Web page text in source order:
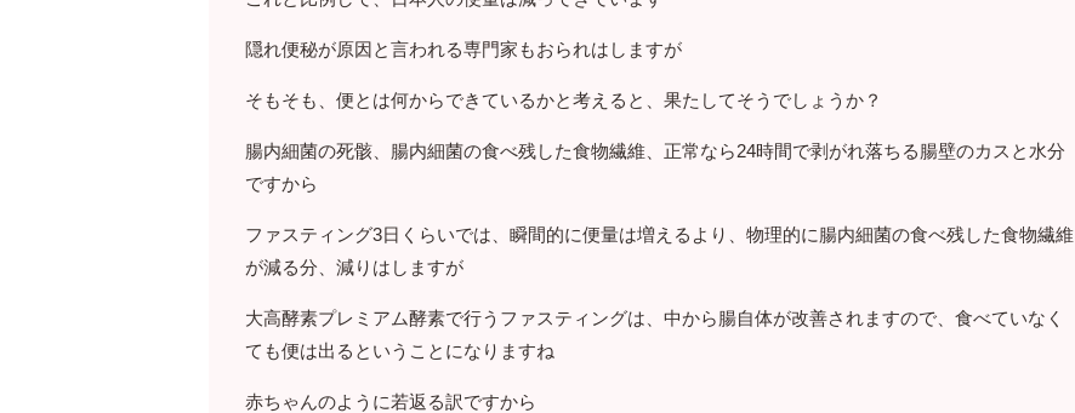
隠れ便秘が原因と言われる専門家もおられはしますが
そもそも、便とは何からできているかと考えると、果たしてそうでしょうか？
腸内細菌の死骸、腸内細菌の食べ残した食物繊維、正常なら24時間で剥がれ落ちる腸壁のカスと水分
ですから
ファスティング3日くらいでは、瞬間的に便量は増えるより、物理的に腸内細菌の食べ残した食物繊維
が減る分、減りはしますが
大高酵素プレミアム酵素で行うファスティングは、中から腸自体が改善されますので、食べていなく
ても便は出るということになりますね
赤ちゃんのように若返る訳ですから